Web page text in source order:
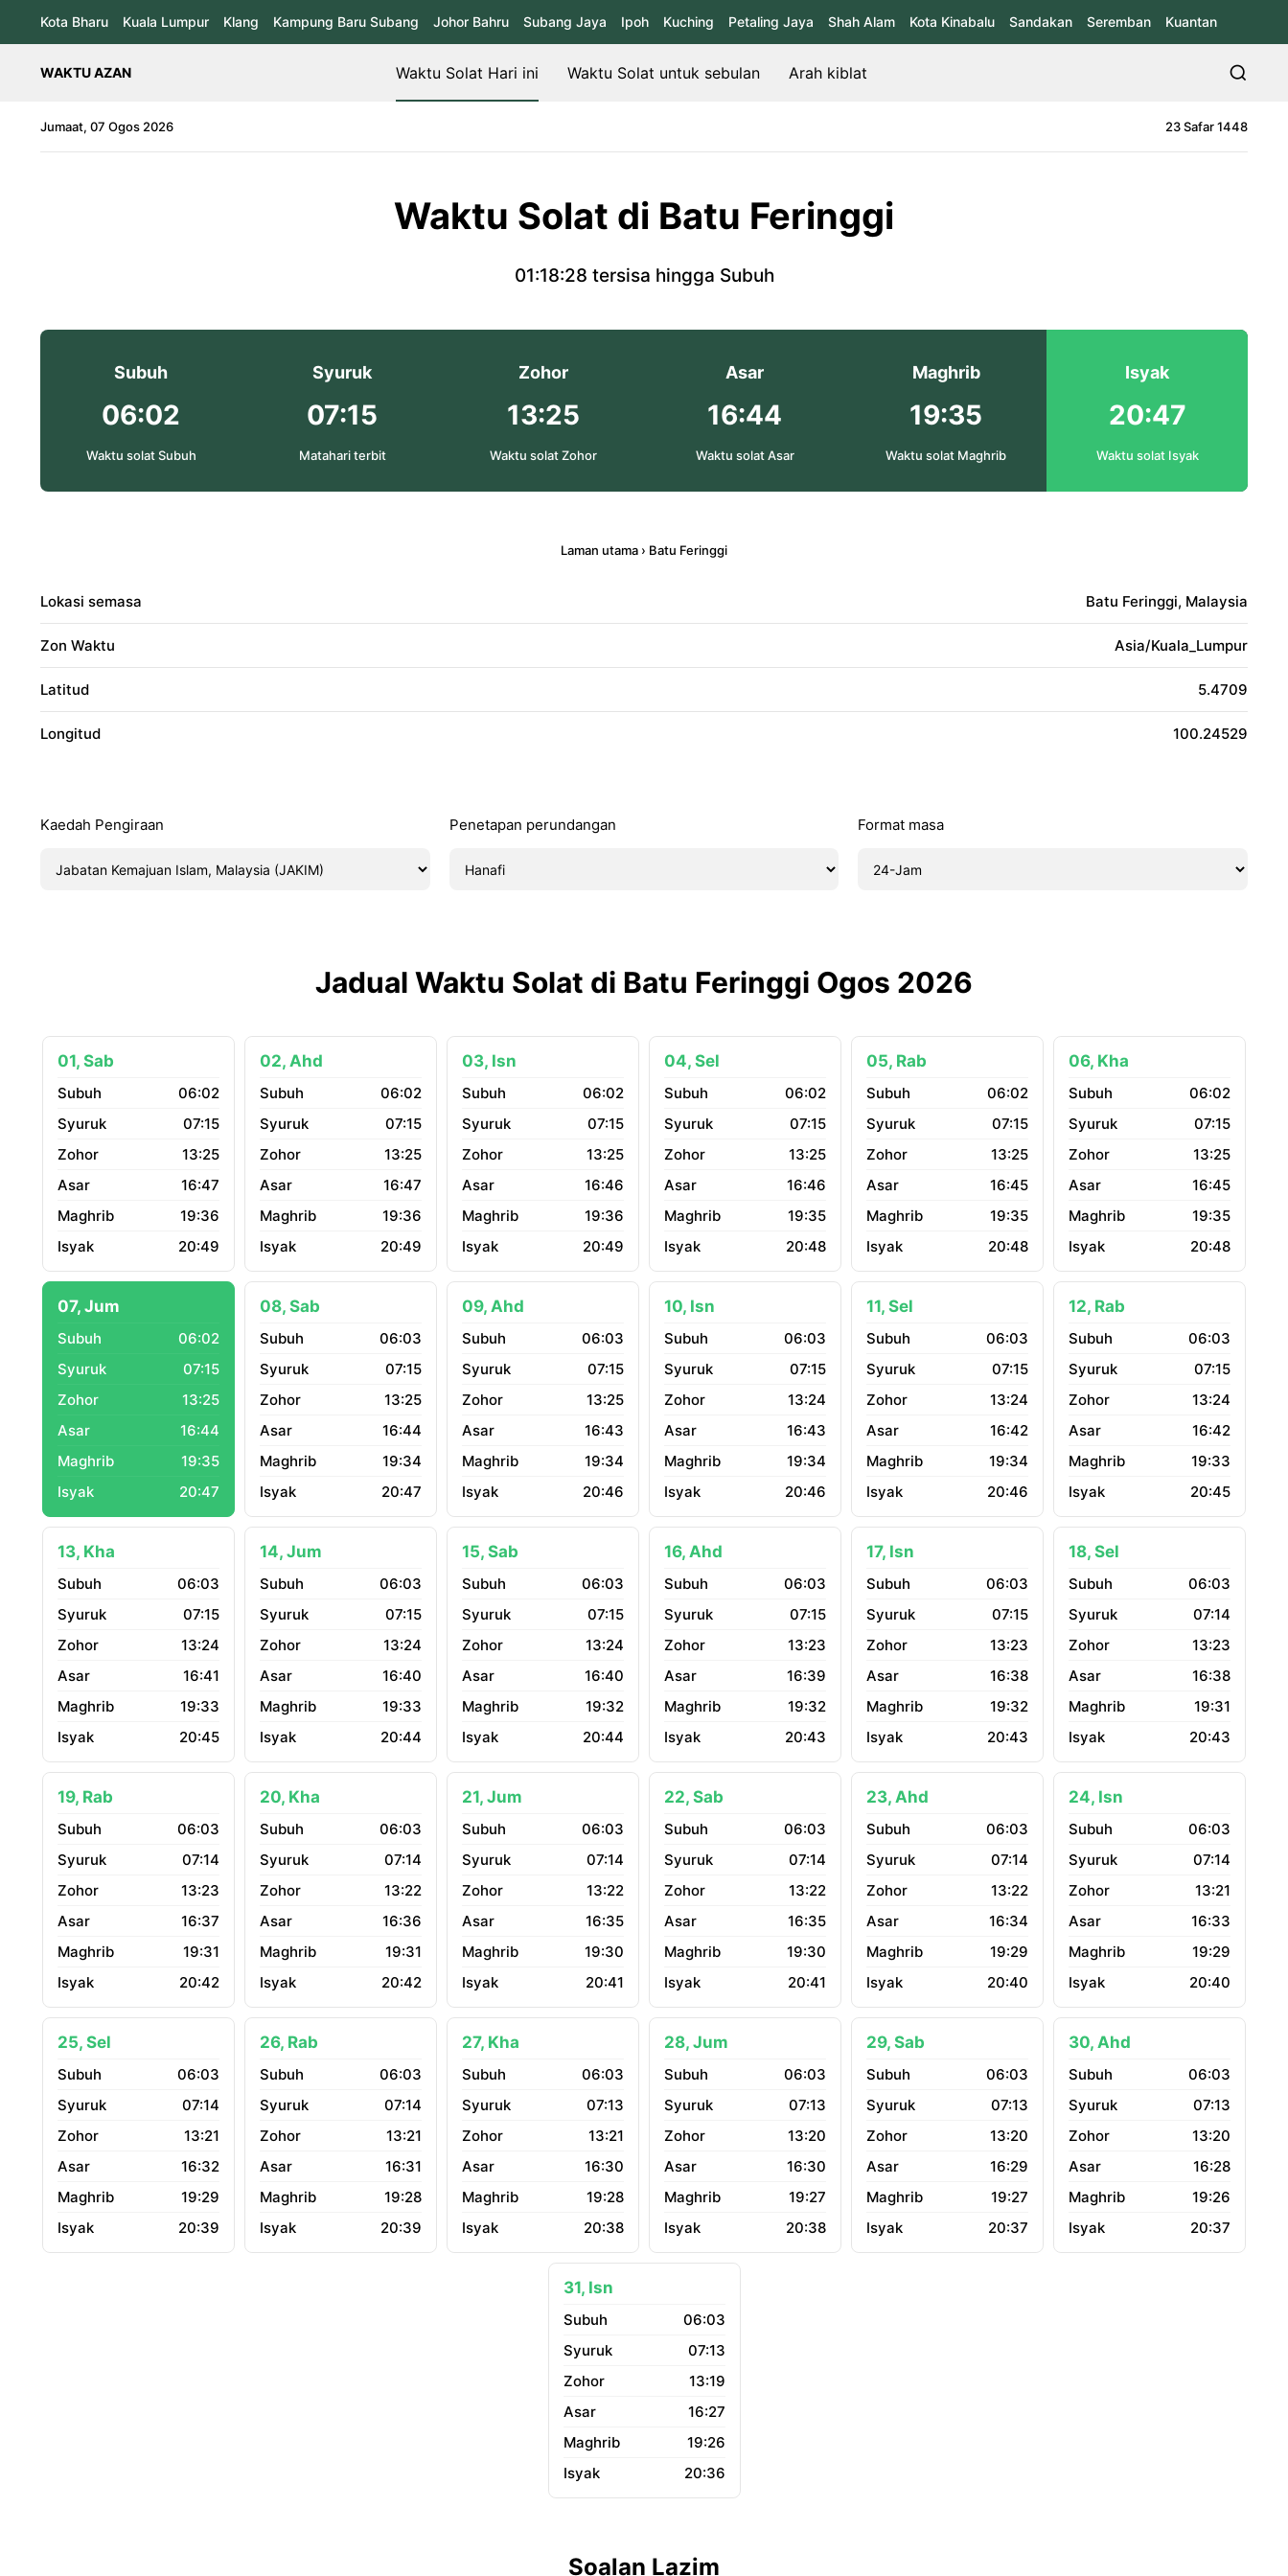
Kota Bharu Kuala Lumpur Klang Kampung Baru Subang Johor Bahru Subang Jaya Ipoh Kuching Petaling Jaya Shah Alam Kota Kinabalu Sandakan Seremban Kuantan
WAKTU AZAN Waktu Solat Hari ini Waktu Solat untuk sebulan Arah kiblat
Jumaat, 07 Ogos 2026 23 Safar 1448
Waktu Solat di Batu Feringgi
01:18:28 tersisa hingga Subuh
Subuh
06:02
Waktu solat Subuh
Syuruk
07:15
Matahari terbit
Zohor
13:25
Waktu solat Zohor
Asar
16:44
Waktu solat Asar
Maghrib
19:35
Waktu solat Maghrib
Isyak
20:47
Waktu solat Isyak
Laman utama › Batu Feringgi
Lokasi semasa Batu Feringgi, Malaysia
Zon Waktu Asia/Kuala_Lumpur
Latitud 5.4709
Longitud 100.24529
Kaedah Pengiraan Penetapan perundangan Format masa
Jadual Waktu Solat di Batu Feringgi Ogos 2026
01, Sab
06:02
07:15
13:25
16:47
19:36
20:49
02, Ahd
06:02
07:15
13:25
16:47
19:36
20:49
03, Isn
06:02
07:15
13:25
16:46
19:36
20:49
04, Sel
06:02
07:15
13:25
16:46
19:35
20:48
05, Rab
06:02
07:15
13:25
16:45
19:35
20:48
06, Kha
06:02
07:15
13:25
16:45
19:35
20:48
07, Jum
06:02
07:15
13:25
16:44
19:35
20:47
08, Sab
06:03
07:15
13:25
16:44
19:34
20:47
09, Ahd
06:03
07:15
13:25
16:43
19:34
20:46
10, Isn
06:03
07:15
13:24
16:43
19:34
20:46
11, Sel
06:03
07:15
13:24
16:42
19:34
20:46
12, Rab
06:03
07:15
13:24
16:42
19:33
20:45
13, Kha
06:03
07:15
13:24
16:41
19:33
20:45
14, Jum
06:03
07:15
13:24
16:40
19:33
20:44
15, Sab
06:03
07:15
13:24
16:40
19:32
20:44
16, Ahd
06:03
07:15
13:23
16:39
19:32
20:43
17, Isn
06:03
07:15
13:23
16:38
19:32
20:43
18, Sel
06:03
07:14
13:23
16:38
19:31
20:43
19, Rab
06:03
07:14
13:23
16:37
19:31
20:42
20, Kha
06:03
07:14
13:22
16:36
19:31
20:42
21, Jum
06:03
07:14
13:22
16:35
19:30
20:41
22, Sab
06:03
07:14
13:22
16:35
19:30
20:41
23, Ahd
06:03
07:14
13:22
16:34
19:29
20:40
24, Isn
06:03
07:14
13:21
16:33
19:29
20:40
25, Sel
06:03
07:14
13:21
16:32
19:29
20:39
26, Rab
06:03
07:14
13:21
16:31
19:28
20:39
27, Kha
06:03
07:13
13:21
16:30
19:28
20:38
28, Jum
06:03
07:13
13:20
16:30
19:27
20:38
29, Sab
06:03
07:13
13:20
16:29
19:27
20:37
30, Ahd
06:03
07:13
13:20
16:28
19:26
20:37
31, Isn
06:03
07:13
13:19
16:27
19:26
20:36
Soalan Lazim